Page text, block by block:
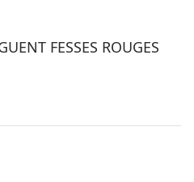
FESSES ROUGES